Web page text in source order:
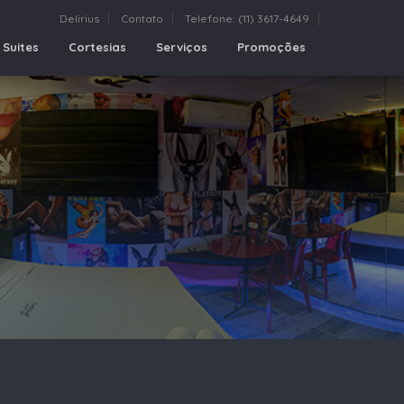
Delirius Contato Telefone: (11) 3617-4649
Suites Cortesias Serviços Promoções